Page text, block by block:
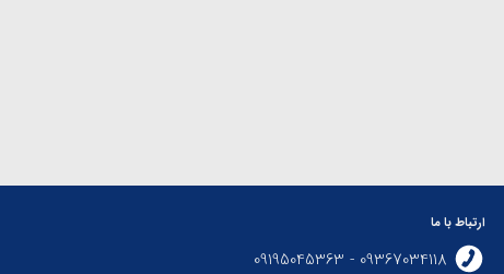
ارتباط با ما
09367034118 - 09195045363